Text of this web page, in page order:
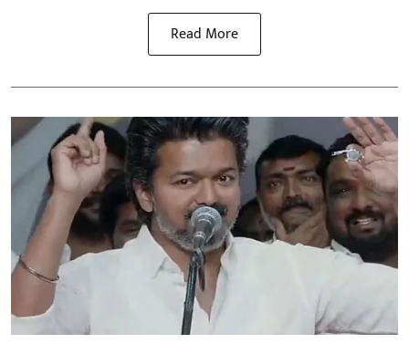
Read More